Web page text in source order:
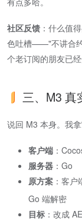
社区反馈 ：什么值
色吐槽——"不讲合
个老订阅的朋友已经
三、M3 真
说回 M3 本身。我
客户端 ：
服务器 ​：Go
原方案 ：客户
Go 端解密
目标 ：改成